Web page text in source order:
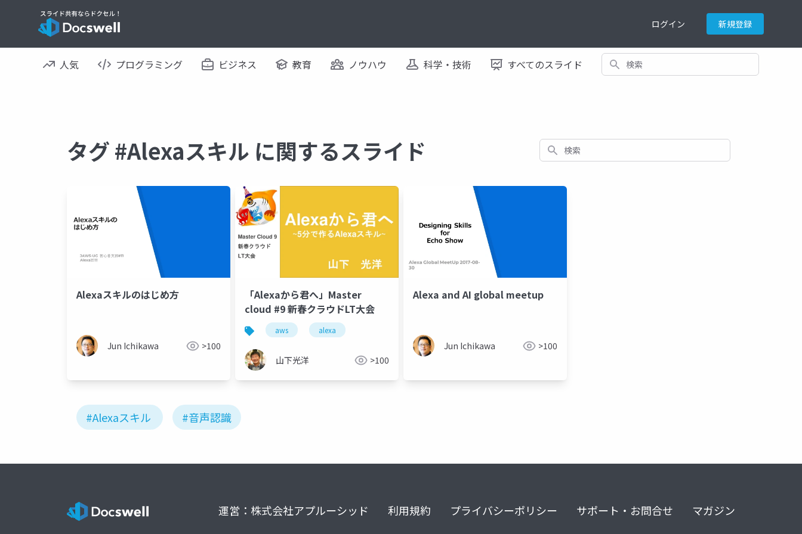
ログイン 新規登録
人気 プログラミング ビジネス 教育 ノウハウ 科学・技術 すべてのスライド 検索
タグ #Alexaスキル に関するスライド 検索
Alexaスキルのはじめ方
Jun Ichikawa >100
「Alexaから君へ」Master
cloud #9 新春クラウドLT大会
aws alexa
山下光洋 >100
Alexa and AI global meetup
Jun Ichikawa >100
#Alexaスキル #音声認識
運営：株式会社アプルーシッド 利用規約 プライバシーポリシー サポート・お問合せ マガジン